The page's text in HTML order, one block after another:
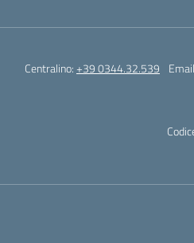
Centralino:+39 0344.32.539